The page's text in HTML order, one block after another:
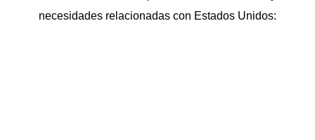
necesidades relacionadas con Estados Unidos: